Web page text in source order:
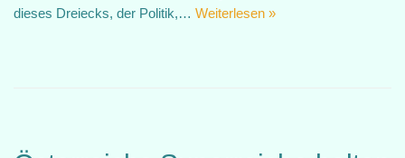
dieses Dreiecks, der Politik,… Weiterlesen »